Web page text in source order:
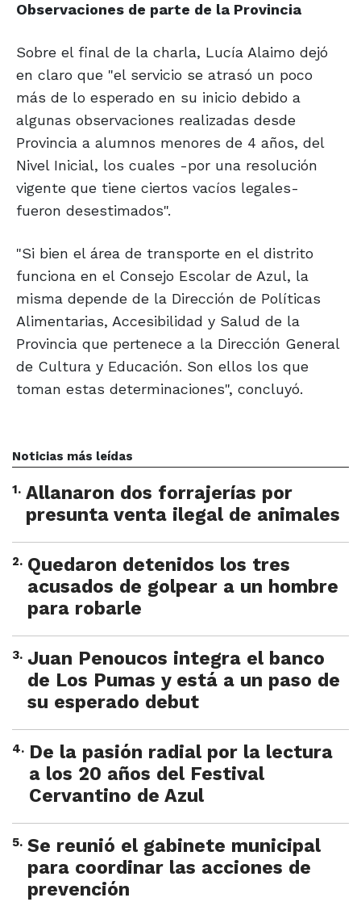
Observaciones de parte de la Provincia
Sobre el final de la charla, Lucía Alaimo dejó
en claro que "el servicio se atrasó un poco
más de lo esperado en su inicio debido a
algunas observaciones realizadas desde
Provincia a alumnos menores de 4 años, del
Nivel Inicial, los cuales -por una resolución
vigente que tiene ciertos vacíos legales-
fueron desestimados".
"Si bien el área de transporte en el distrito
funciona en el Consejo Escolar de Azul, la
misma depende de la Dirección de Políticas
Alimentarias, Accesibilidad y Salud de la
Provincia que pertenece a la Dirección General
de Cultura y Educación. Son ellos los que
toman estas determinaciones", concluyó.
Noticias más leídas
1. Allanaron dos forrajerías por
presunta venta ilegal de animales
2. Quedaron detenidos los tres
acusados de golpear a un hombre
para robarle
3. Juan Penoucos integra el banco
de Los Pumas y está a un paso de
su esperado debut
4. De la pasión radial por la lectura
a los 20 años del Festival
Cervantino de Azul
5. Se reunió el gabinete municipal
para coordinar las acciones de
prevención